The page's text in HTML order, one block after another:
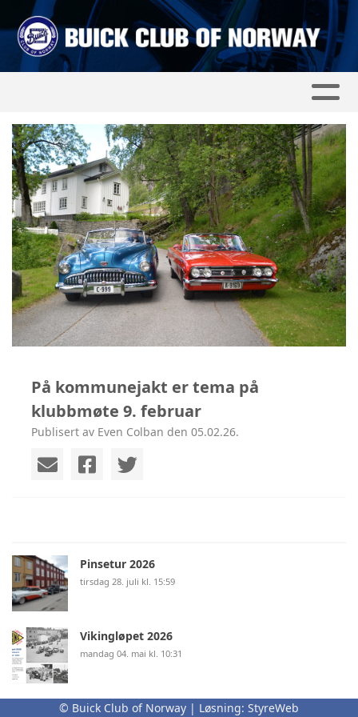
På kommunejakt er tema på
klubbmøte 9. februar
Publisert av Even Colban den 05.02.26.
Pinsetur 2026
tirsdag 28. juli kl. 15:59
Vikingløpet 2026
mandag 04. mai kl. 10:31
Klubbmøte mandag 13. april på Tyrigrava
© Buick Club of Norway | Løsning: StyreWeb